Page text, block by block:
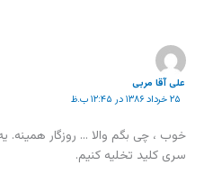
علی آقا مربی
۲۵ خرداد ۱۳۸۶ در ۱۲:۴۵ ب.ظ
خوب ، چی بگم والا … روزگار همینه.
سری کلید تخلیه کنیم.